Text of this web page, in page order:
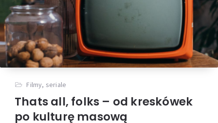
Filmy, seriale
Thats all, folks – od kreskówek
po kulturę masową